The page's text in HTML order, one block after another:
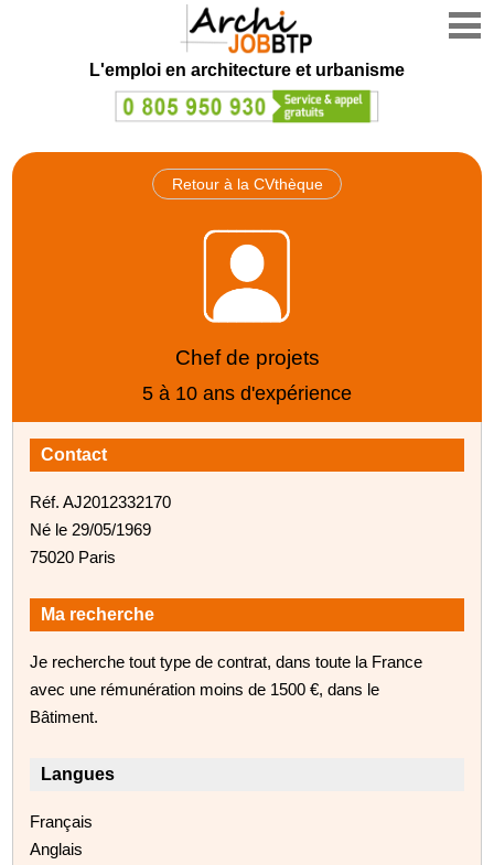
L'emploi en architecture et urbanisme
Retour à la CVthèque
Chef de projets
5 à 10 ans d'expérience
Contact
Réf. AJ2012332170
Né le 29/05/1969
75020 Paris
Ma recherche
Je recherche tout type de contrat, dans toute la France
avec une rémunération moins de 1500 €, dans le
Bâtiment.
Langues
Français
Anglais